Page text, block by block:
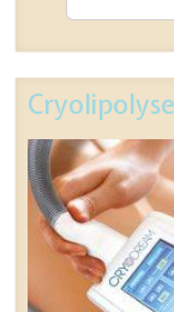
Cryolipolyse